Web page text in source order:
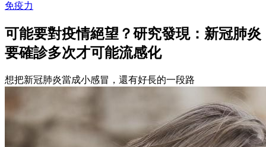
免疫力
可能要對疫情絕望？研究發現：新冠肺炎
要確診多次才可能流感化
想把新冠肺炎當成小感冒，還有好長的一段路